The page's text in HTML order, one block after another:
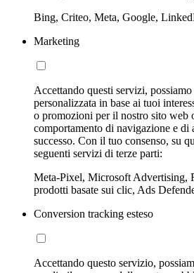
Bing, Criteo, Meta, Google,
Marketing
Accettando questi servizi,
personalizzata in base ai tuoi
o promozioni per il nostro sito web
comportamento di navigazione e di
successo. Con il tuo consenso, su
seguenti servizi di terze parti:
Meta-Pixel, Microsoft Advertising,
prodotti basate sui clic, Ads
Conversion tracking esteso
Accettando questo servizio,